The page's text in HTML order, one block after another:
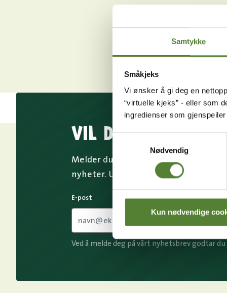
Samtykke
Småkjeks
Vi ønsker å gi deg en
“virtuelle kjeks” - eller som
ingredienser som
Samtykkevalg
Nødvendig
Kun nødvendige
VIL DU HA
Melder du deg på Dyreparkens
nyheter. Uten nyhetsbrev går du
E-post
Ved å melde deg på vårt nyhetsbrev godtar du